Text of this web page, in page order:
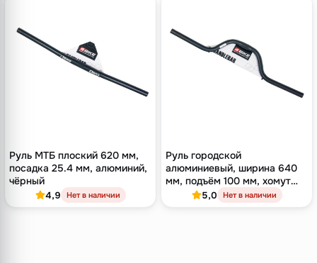
Руль МТБ плоский 620 мм,
посадка 25.4 мм, алюминий,
чёрный
4,9 Нет в наличии
Руль городской
алюминиевый, ширина 640
мм, подъём 100 мм, хомут
25.4 мм, чёрный
5,0 Нет в наличии